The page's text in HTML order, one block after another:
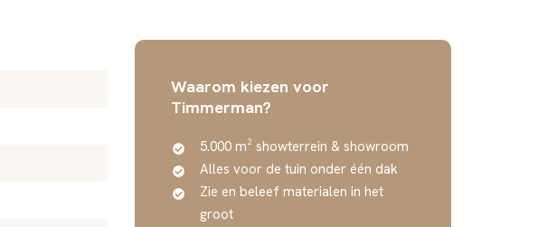
Waarom kiezen voor
Timmerman?
5.000 m² showterrein & showroom
Alles voor de tuin onder één dak
Zie en beleef materialen in het
groot